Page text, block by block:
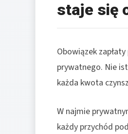
staje się
Obowiązek
prywatnego. Nie
każda kwota
W najmie
każdy przychód